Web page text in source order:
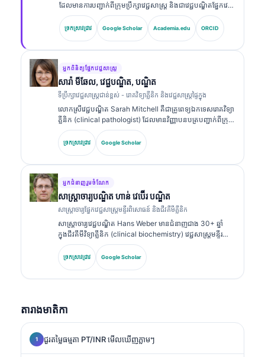
ដែលមានការបញ្ជាក់ពីក្រុមប្រឹក្សាវេជ្ជសាស្ត្រ និងជាវេជ្ជបណ្ឌិតផ្នែកវេជ្ជ
សាស្ត្រផ្ទៃក្នុង ដែលមានបទពិសោធន៍ជាង 15 ឆ្នាំក្នុងវិស័យវេជ្ជ
សាស្ត្រមន្ទីរពិសោធន៍ និងការវិភាគផ្នែកព្យាបាលដែលជួយដោយ AI។
ក្នុងតួនាទីជានាយកវេជ្ជសាស្ត្រនៅ Kantesti AI លោកផ្តល់ការត្រួត
បានបោះពុម្ពផ្សាយយ៉ាងទូលំទូលាយលើការបកស្រាយសញ្ញា
សម្គាល់ជីវសាស្ត្រ និងការធ្វើរោគវិនិច្ឆ័យក្នុងមន្ទីរពិសោធន៍លើប្រធានប
ទទាក់ទងនឹងវេជ្ជសាស្ត្រមន្ទីរពិសោធន៍។.
ច្រកស្រាវជ្រាវ Google Scholar Academia.edu ORCID
អ្នកពិនិត្យផ្នែកវេជ្ជសាស្ត្រ
សារ៉ា មីឆែល, វេជ្ជបណ្ឌិត, បណ្ឌិត
ទីប្រឹក្សាវេជ្ជសាស្ត្រជាន់ខ្ពស់ - រោគវិទ្យាគ្លីនិក និងវេជ្ជសាស្ត្រផ្ទៃក្នុង
លោកស្រីវេជ្ជបណ្ឌិត Sarah Mitchell គឺជាគ្រូពេទ្យឯកទេសរោគវិទ្យា
គ្លីនិក (clinical pathologist) ដែលមានវិញ្ញាបនបត្របញ្ជាក់ពីក្រុម
ប្រឹក្សាវេជ្ជសាស្ត្រ និងមានបទពិសោធន៍ជាង 18 ឆ្នាំក្នុងវិស័យវេជ្ជ
សាស្ត្រមន្ទីរពិសោធន៍ និងការវិភាគផ្នែករោគវិនិច្ឆ័យ។ លោកស្រីមាន
វិញ្ញាបនបត្រឯកទេសក្នុងគីមីវិទ្យាគ្លីនិក (clinical chemistry)
ច្រកស្រាវជ្រាវ Google Scholar
អ្នកជំនាញរួមចំណែក
សាស្ត្រាចារ្យ​បណ្ឌិត ហាន់ វេប៊ើរ បណ្ឌិត
សាស្ត្រាចារ្យផ្នែកវេជ្ជសាស្ត្រមន្ទីរពិសោធន៍ និងជីវគីមីគ្លីនិក
សាស្ត្រាចារ្យវេជ្ជបណ្ឌិត Hans Weber មានជំនាញជាង 30+ ឆ្នាំ
ក្នុងជីវគីមីវិទ្យាគ្លីនិក (clinical biochemistry) វេជ្ជសាស្ត្រមន្ទីរ
ពិសោធន៍ និងការស្រាវជ្រាវសញ្ញាសម្គាល់ជីវសាស្ត្រ (biomarker
research)។ អតីតប្រធានសមាគមគីមីវិទ្យាគ្លីនិកអាល្លឺម៉ង់
(German Society for Clinical Chemistry) លោកមានជំនាញ
ដោយ AI។.
ច្រកស្រាវជ្រាវ Google Scholar
តារាងមាតិកា
ជួរតម្លៃធម្មតា PT/INR មើលឃើញភ្លាមៗ